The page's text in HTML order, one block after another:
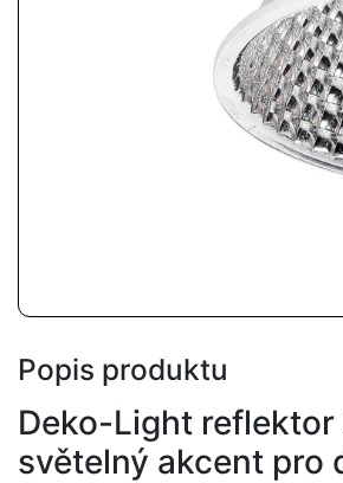
Popis produktu
Deko-Light reflektor
světelný akcent pro